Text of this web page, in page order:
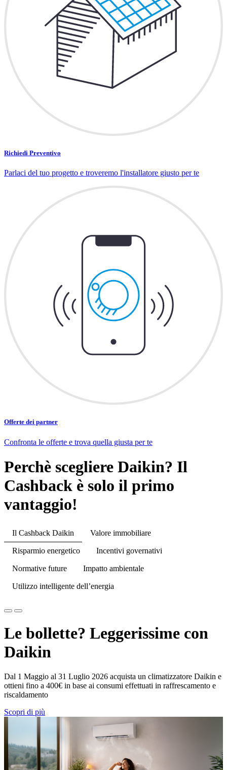
Richiedi Preventivo
Parlaci del tuo progetto e troveremo l'installatore giusto per te
Offerte dei partner
Confronta le offerte e trova quella giusta per te
Perchè scegliere Daikin? Il
Cashback è solo il primo
vantaggio!
Il Cashback Daikin Valore immobiliare
Risparmio energetico Incentivi governativi
Normative future Impatto ambientale
Utilizzo intelligente dell’energia
Le bollette? Leggerissime con
Daikin
Dal 1 Maggio al 31 Luglio 2026 acquista un climatizzatore Daikin e
ottieni fino a 400€ in base ai consumi effettuati in raffrescamento e
riscaldamento
Scopri di più